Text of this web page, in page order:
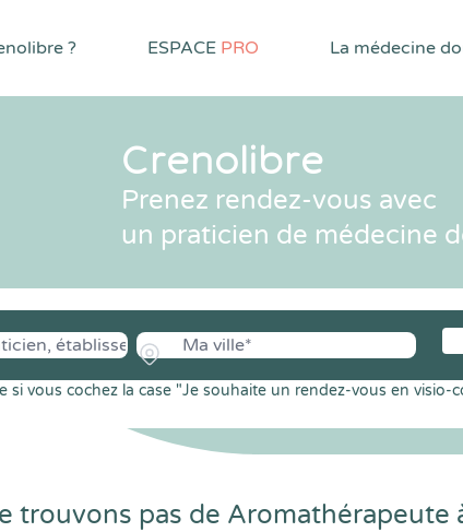
? ESPACE PRO La médecine
Crenolibre
Prenez rendez-vous avec
un praticien de médecine
si vous cochez la case "Je souhaite un rendez-vous en visio-
trouvons pas de Aromathérapeute